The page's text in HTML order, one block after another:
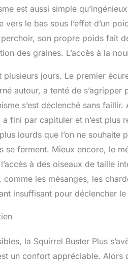
est aussi simple
le bas sous l’effet d’un
perchoir, son propre poids fait
des graines. L’accès à la
plusieurs jours. Le premier
autour, a tenté de
s’est déclenché sans
fini par capituler et n’est
lourds que l’on ne
se ferment. Mieux encore, le
à des oiseaux de taille
les mésanges, les
insuffisant pour déclencher le
la Squirrel Buster Plus
un confort appréciable. Alors